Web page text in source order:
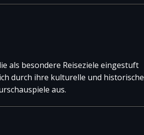
als besondere Reiseziele eingestuft
durch ihre kulturelle und historische
aus.